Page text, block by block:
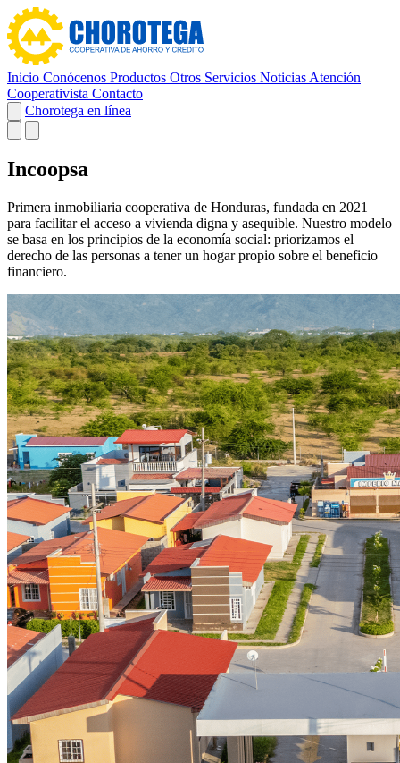
Inicio Conócenos Productos Otros Servicios Noticias Atención
Cooperativista Contacto
Chorotega en línea
Incoopsa
Primera inmobiliaria cooperativa de Honduras, fundada en 2021
para facilitar el acceso a vivienda digna y asequible. Nuestro modelo
se basa en los principios de la economía social: priorizamos el
derecho de las personas a tener un hogar propio sobre el beneficio
financiero.